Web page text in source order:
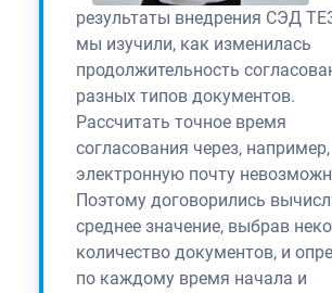
результаты внедрения СЭД
мы изучили, как изменилась
продолжительность
разных типов документов.
Рассчитать точное время
согласования через, например,
электронную почту
Поэтому договорились
среднее значение, выбрав
количество документов, и
по каждому время начала и